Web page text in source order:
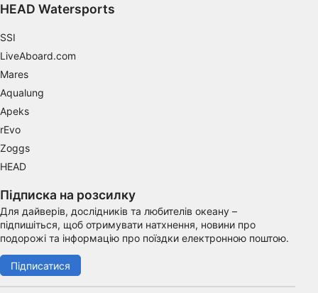
HEAD Watersports
SSI
LiveAboard.com
Mares
Aqualung
Apeks
rEvo
Zoggs
HEAD
Підписка на розсилку
Для дайверів, дослідників та любителів океану –
підпишіться, щоб отримувати натхнення, новини про
подорожі та інформацію про поїздки електронною поштою.
Підписатися